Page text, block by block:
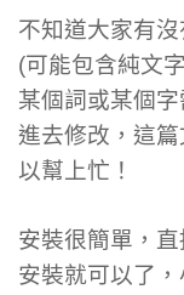
不知道大家有
(可能包含純文
某個詞或某個
進去修改，這
以幫上忙！
安裝很簡單，
安裝就可以了